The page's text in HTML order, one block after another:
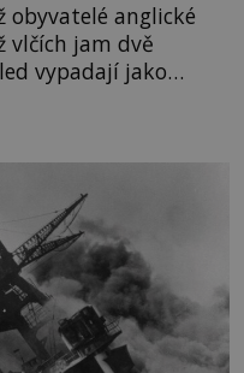
obyvatelé anglické
vlčích jam dvě
vypadají jako
výjimku. Jejich
Anglie a ani
není